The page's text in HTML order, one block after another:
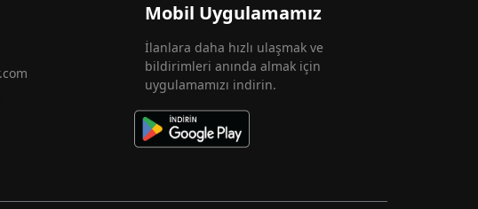
Mobil Uygulamamız
İlanlara daha hızlı ulaşmak ve
bildirimleri anında almak için
uygulamamızı indirin.